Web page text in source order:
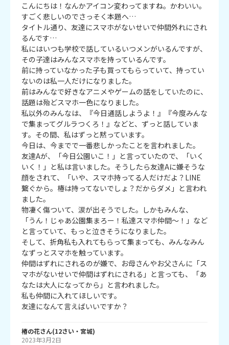
こんにちは！なんかアイコン変わってますね。かわいい。
すごく悲しいのでさっそく本題へ…
タイトル通り、友達にスマホがないせいで仲間外れにされ
るんです…
私にはいつも学校で話しているいつメンがいるんですが、
その子達はみんなスマホを持っているんです。
前に持っていなかった子も買ってもらっていて、持ってい
ないのは私一人だけになりました。
前はみんなで好きなアニメやゲームの話をしていたのに、
話題は殆どスマホ一色になりました。
私以外のみんなは、『今日通話しようよ！』『今度みんな
で集まってグルラつくろ！』などと、ずっと話していま
す。その間、私はずっと黙っています。
今日は、今までで一番悲しかったことを言われました。
友達Aが、「今日公園いこ！」と言っていたので、「いく
いく！」と私は言いました。そうしたら友達Aに嫌そうな
顔をされて、「いや、スマホ持ってる人だけだよ？LINE
繋ぐから。椿は持ってないでしょ？だからダメ」と言われ
ました。
物凄く傷ついて、涙が出そうでした。しかもみんな、
「うん！じゃあ公園集まろー！私達スマホ仲間～！」など
と言っていて、もっと泣きそうになりました。
そして、折角私も入れてもらって集まっても、みんなみん
なずっとスマホを触っています。
仲間はずれにされるのが嫌で、お母さんやお父さんに「ス
マホがないせいで仲間はずれにされる」と言っても、「あ
なたは大人になってから」と言われました。
私も仲間に入れてほしいです。
友達になんて言えばいいですか？
椿の花さん(12さい・ 宮城)
2023年3月2日